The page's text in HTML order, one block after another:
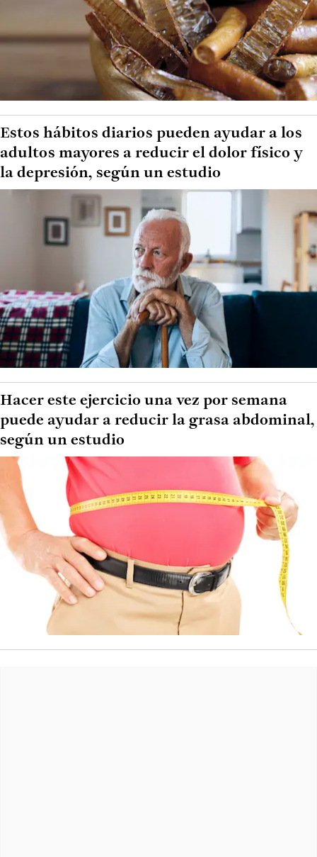
Estos hábitos diarios pueden ayudar a los
adultos mayores a reducir el dolor físico y
la depresión, según un estudio
Hacer este ejercicio una vez por semana
puede ayudar a reducir la grasa abdominal,
según un estudio